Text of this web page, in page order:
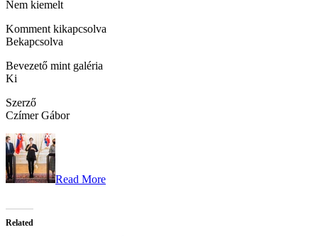
Nem kiemelt
Komment kikapcsolva
Bekapcsolva
Bevezető mint galéria
Ki
Szerző
Czímer Gábor
Read More
Related